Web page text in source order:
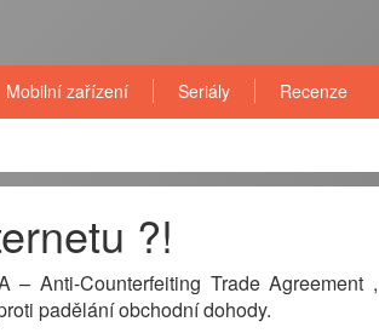
Mobilní zařízení Seriály Recenze
?!
Anti-Counterfeiting Trade Agreement ,
padělání obchodní dohody.